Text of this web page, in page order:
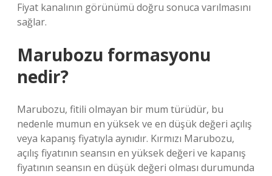
Fiyat kanalının görünümü doğru sonuca varılmasını
sağlar.
Marubozu formasyonu
nedir?
Marubozu, fitili olmayan bir mum türüdür, bu
nedenle mumun en yüksek ve en düşük değeri açılış
veya kapanış fiyatıyla aynıdır. Kırmızı Marubozu,
açılış fiyatının seansın en yüksek değeri ve kapanış
fiyatının seansın en düşük değeri olması durumunda